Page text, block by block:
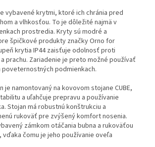
vybavené krytmi, ktoré ich chránia pred
a vlhkosťou. To je dôležité najmä v
prostredia. Kryty sú modré a
špičkové produkty značky Orno for
krytia IP44 zaisťuje odolnosť proti
prachu. Zariadenie je preto možné používať
poveternostných podmienkach.
je namontovaný na kovovom stojane CUBE,
a uľahčuje prepravu a používanie
Stojan má robustnú konštrukciu a
rukoväť pre zvýšený komfort nosenia.
zámkom otáčania bubna a rukoväťou
vďaka čomu je jeho používanie oveľa